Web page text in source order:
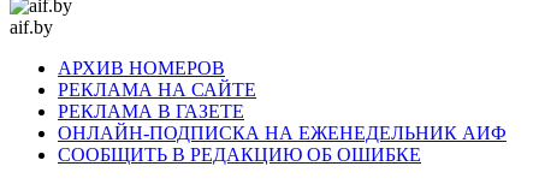
aif.by
АРХИВ НОМЕРОВ
РЕКЛАМА НА САЙТЕ
РЕКЛАМА В ГАЗЕТЕ
ОНЛАЙН-ПОДПИСКА НА ЕЖЕНЕДЕЛЬНИК АИФ
СООБЩИТЬ В РЕДАКЦИЮ ОБ ОШИБКЕ